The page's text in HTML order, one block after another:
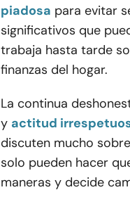
piadosa para evitar
significativos que
trabaja hasta tarde
finanzas del hogar.
La continua
y actitud
discuten mucho
solo pueden hacer
maneras y decide